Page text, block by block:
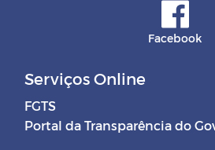
Facebook
Serviços Online
FGTS
Portal da Transparência do